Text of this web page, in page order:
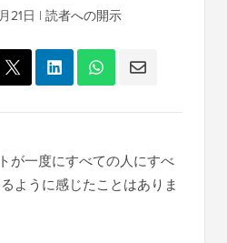
21日 | 読者への開示
が一度にすべての人にすべ
ように感じたことはありま